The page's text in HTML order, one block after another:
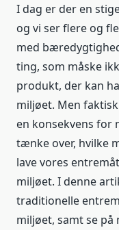
I dag er der en
og vi ser flere og
med
ting, som måske
produkt, der kan
miljøet. Men
en konsekvens for
tænke over, hvilke
lave vores
miljøet. I denne
traditionelle
miljøet, samt se